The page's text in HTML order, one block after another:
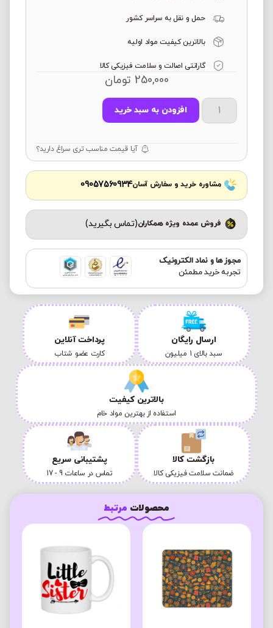
حمل و نقل به سراسر کشور
بالاترین کیفیت مواد اولیه
گارانتی اصالت و سلامت فیزیکی کالا
250,000 تومان
افزودن به سبد خرید
آیا قیمت مناسب تری سراغ دارید؟
مشاوره خرید و سفارش آسان09057560934
فروش عمده ویژه همکاران(تماس بگیرید)
مجوز ها و نماد الکترونیک
تجربه خرید مطمئن
ارسال رایگان
سبد بالای 1 میلیون
پرداخت آنلاین
کارت عضو شتاب
بالاترین کیفیت
استفاده از بهترین مواد خام
بازگشت کالا
ضمانت سلامت فیزیکی کالا
پشتیبانی سریع
تماس در ساعات 9 - 17
محصولات مرتبط